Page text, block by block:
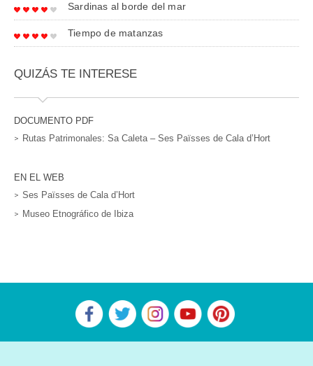
Sardinas al borde del mar
Tiempo de matanzas
QUIZÁS TE INTERESE
DOCUMENTO PDF
Rutas Patrimonales: Sa Caleta – Ses Païsses de Cala d’Hort
EN EL WEB
Ses Païsses de Cala d’Hort
Museo Etnográfico de Ibiza